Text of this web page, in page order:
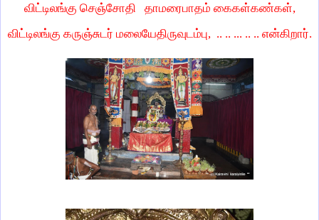
விட்டிலங்கு செஞ்சோதி தாமரைபாதம் கைகள்கண்கள்,
விட்டிலங்கு கருஞ்சுடர் மலையேதிருவுடம்பு, .. .. ... .. .. என்கிறார்.